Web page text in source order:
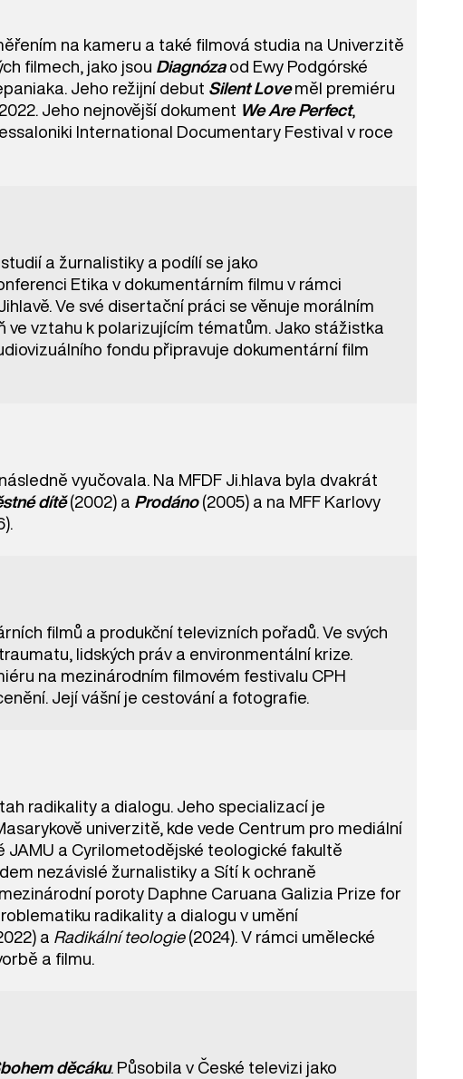
na kameru a také filmová studia na Univerzitě
filmech, jako jsou Diagnóza od Ewy Podgórské
Jeho režijní debut Silent Loveměl premiéru
Jeho nejnovější dokument We Are Perfect,
International Documentary Festival v roce
a žurnalistiky a podílí se jako
Etika v dokumentárním filmu v rámci
Ve své disertační práci se věnuje morálním
ve vztahu k polarizujícím tématům. Jako stážistka
fondu připravuje dokumentární film
vyučovala. Na MFDF Ji.hlava byla dvakrát
dítě(2002) a Prodáno (2005) a na MFF Karlovy
filmů a produkční televizních pořadů. Ve svých
lidských práv a environmentální krize.
na mezinárodním filmovém festivalu CPH
Její vášní je cestování a fotografie.
radikality a dialogu. Jeho specializací je
univerzitě, kde vede Centrum pro mediální
JAMU a Cyrilometodějské teologické fakultě
nezávislé žurnalistiky a Sítí k ochraně
poroty Daphne Caruana Galizia Prize for
radikality a dialogu v umění
a Radikální teologie(2024). V rámci umělecké
a filmu.
děcáku. Působila v České televizi jako